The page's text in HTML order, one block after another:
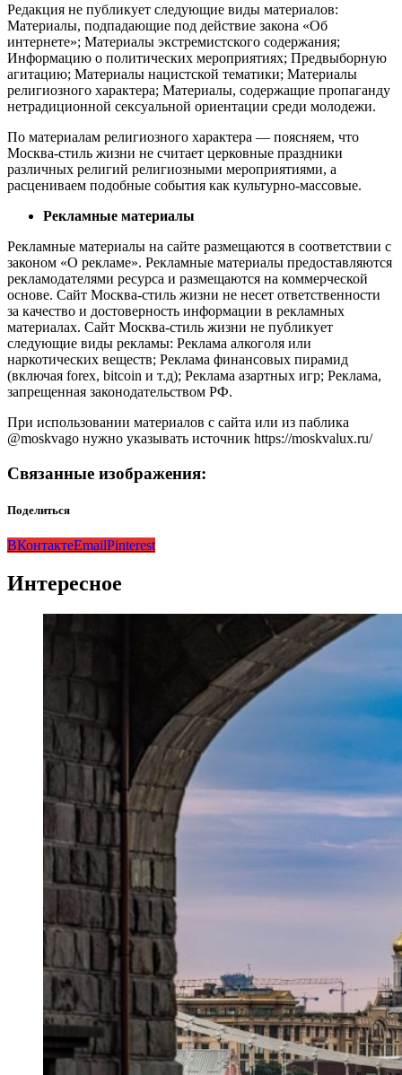
Редакция не публикует следующие виды материалов:
Материалы, подпадающие под действие закона «Об
интернете»; Материалы экстремистского содержания;
Информацию о политических мероприятиях; Предвыборную
агитацию; Материалы нацистской тематики; Материалы
религиозного характера; Материалы, содержащие пропаганду
нетрадиционной сексуальной ориентации среди молодежи.
По материалам религиозного характера — поясняем, что
Москва-стиль жизни не считает церковные праздники
различных религий религиозными мероприятиями, а
расцениваем подобные события как культурно-массовые.
Рекламные материалы
Рекламные материалы на сайте размещаются в соответствии с
законом «О рекламе». Рекламные материалы предоставляются
рекламодателями ресурса и размещаются на коммерческой
основе. Сайт Москва-стиль жизни не несет ответственности
за качество и достоверность информации в рекламных
материалах. Сайт Москва-стиль жизни не публикует
следующие виды рекламы: Реклама алкоголя или
наркотических веществ; Реклама финансовых пирамид
(включая forex, bitcoin и т.д); Реклама азартных игр; Реклама,
запрещенная законодательством РФ.
При использовании материалов с сайта или из паблика
@moskvago нужно указывать источник https://moskvalux.ru/
Связанные изображения:
Поделиться
ВКонтактеEmailPinterest
Интересное